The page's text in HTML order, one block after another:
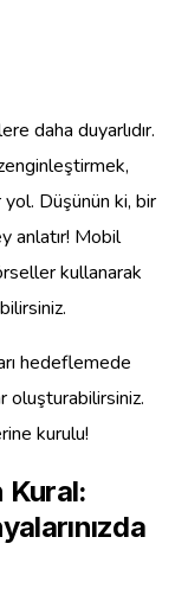
daha duyarlıdır.
yol. Düşünün ki, bir
anlatır! Mobil
kullanarak
hedeflemede
oluşturabilirsiniz.
kurulu!
Kural: